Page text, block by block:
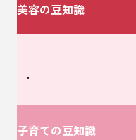
美容の豆知識
V・ドラッグにおまかせ♪
子育ての豆知識